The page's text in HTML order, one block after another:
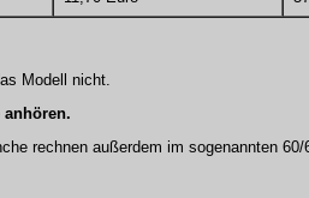
Modell nicht.
anhören.
rechnen außerdem im sogenannten